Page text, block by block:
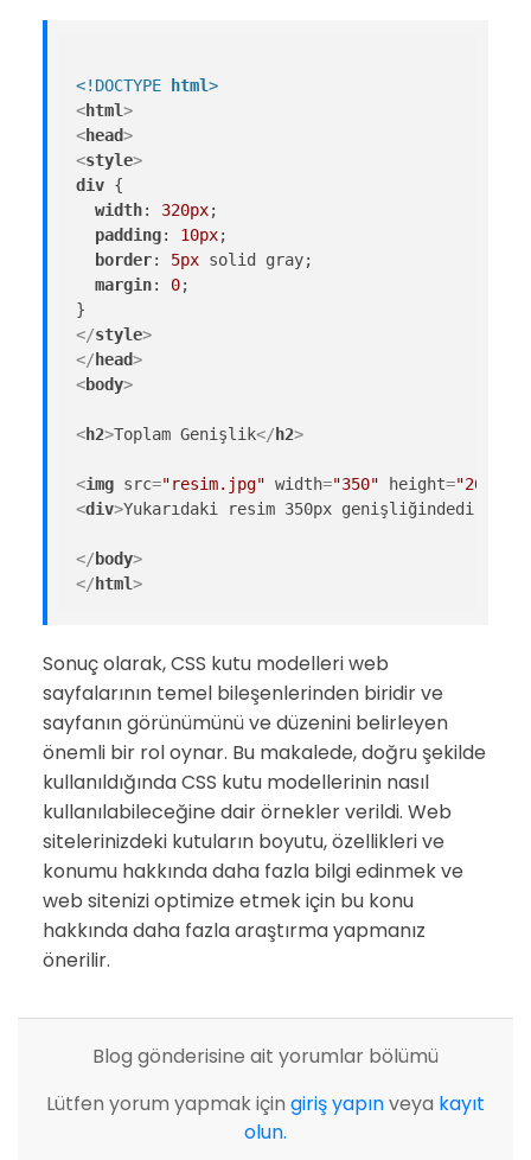
<!DOCTYPE html>
<html>
<head>
<style>
div {
width: 320px;
padding: 10px;
border: 5px solid gray;
margin: 0;
</style>
</ head>
<body>
<h2>Toplam Genişlik</ h2>
<img src="resim.jpg" width="350" height="263"
<div>Yukarıdaki resim 350px genişliğindedir.
</ body>
</ html>
Sonuç olarak, CSS kutu modelleri web
sayfalarının temel bileşenlerinden biridir ve
sayfanın görünümünü ve düzenini belirleyen
önemli bir rol oynar. Bu makalede, doğru şekilde
kullanıldığında CSS kutu modellerinin nasıl
kullanılabileceğine dair örnekler verildi. Web
sitelerinizdeki kutuların boyutu, özellikleri ve
konumu hakkında daha fazla bilgi edinmek ve
web sitenizi optimize etmek için bu konu
hakkında daha fazla araştırma yapmanız
önerilir.
Blog gönderisine ait yorumlar bölümü
Lütfen yorum yapmak için giriş yapınveya kayıt
olun.